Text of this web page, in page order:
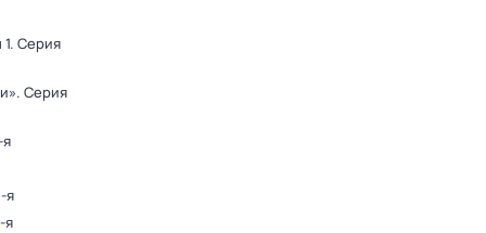
. Серия
. Серия
я
я